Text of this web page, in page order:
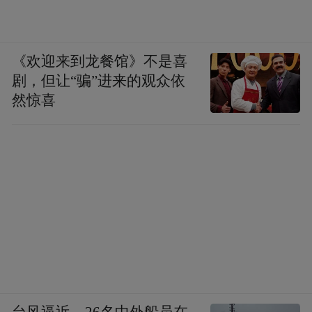
《欢迎来到龙餐馆》不是喜
剧，但让“骗”进来的观众依
然惊喜